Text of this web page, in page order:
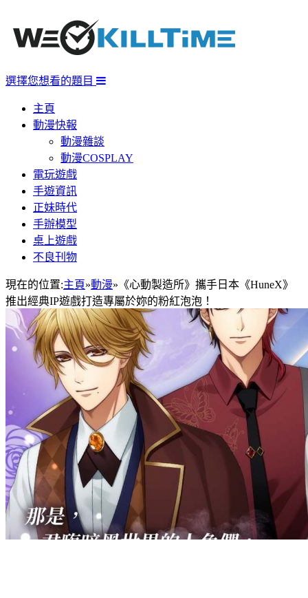
選擇您想看的題目
主頁
動漫快報
動漫雜談
動漫COSPLAY
電玩遊戲
手遊資訊
正妹時代
手辦模型
桌上遊戲
不良刊物
現在的位置:主頁»動漫» 《心動製造所》攜手日本《HuneX》
推出經典IP遊戲打造專屬於妳的粉紅泡泡！